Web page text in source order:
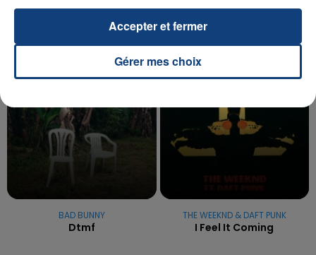
TITRES DIFFUSÉS
BAD BUNNY
Dtmf
THE WEEKND & DAFT PUNK
I Feel It Coming
Gérer mes choix
Accepter et fermer